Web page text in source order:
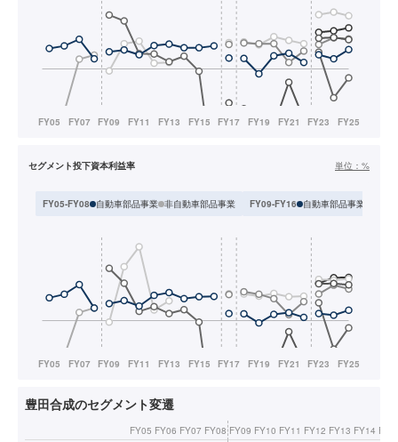
セグメント投下資本利益率 単位： %
FY05-FY08 自動車部品事業 非自動車部品事業 FY09-FY16 自動車部品事業
豊田合成のセグメント変遷
FY05 FY06 FY07 FY08 FY09 FY10 FY11 FY12 FY13 FY14